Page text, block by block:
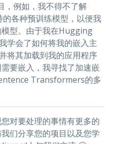
例如，我不得不了解
各种预训练模型，以便我
型。由于我在Hugging
学会了如何将我的嵌入主
将其加载到我的应用程序
要嵌入，我寻找了加速嵌
Transformers的多
对要处理的事情有更多的
们分享您的项目以及您学